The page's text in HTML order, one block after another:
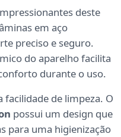
deste
em aço
preciso e seguro.
do aparelho facilita
durante o uso.
de limpeza. O
possui um design que
para uma higienização